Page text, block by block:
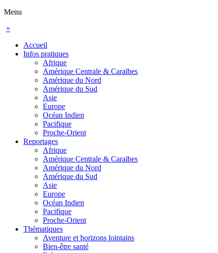
Menu
×
Accueil
Infos pratiques
Afrique
Amérique Centrale & Caraïbes
Amérique du Nord
Amérique du Sud
Asie
Europe
Océan Indien
Pacifique
Proche-Orient
Reportages
Afrique
Amérique Centrale & Caraïbes
Amérique du Nord
Amérique du Sud
Asie
Europe
Océan Indien
Pacifique
Proche-Orient
Thématiques
Aventure et horizons lointains
Bien-être santé